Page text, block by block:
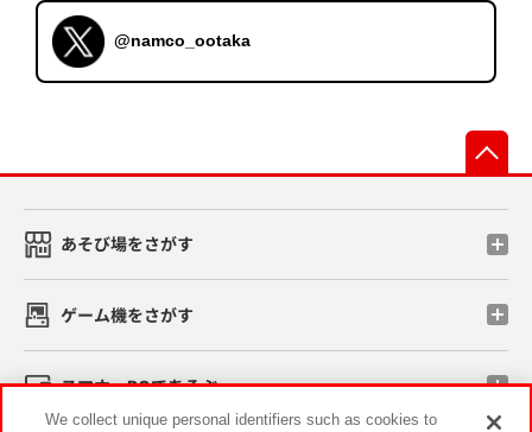
@namco_ootaka
あそび場をさがす
ゲーム機をさがす
スマホ・PCであそぶ
We collect unique personal identifiers such as cookies to